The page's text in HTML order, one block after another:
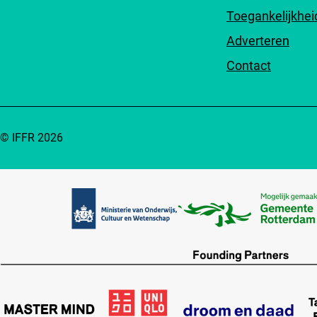
Adverteren
Contact
© IFFR 2026